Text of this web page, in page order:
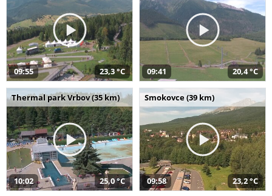
09:55 23,3 °C 09:41 20,4 °C
Thermal park Vrbov (35 km)
10:02 25,0 °C
Smokovce (39 km)
09:58 23,2 °C